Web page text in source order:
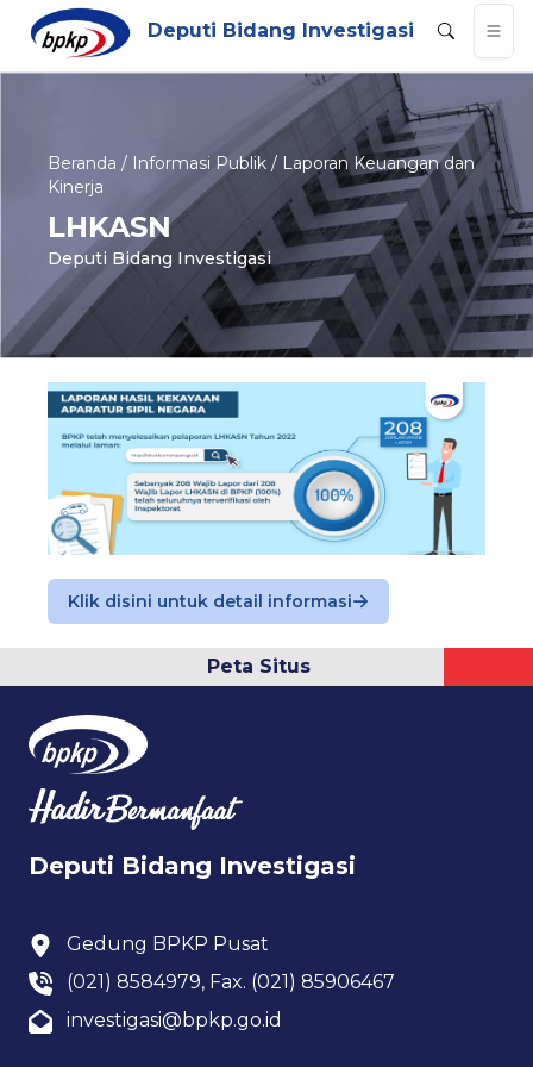
Deputi Bidang Investigasi
Beranda / Informasi Publik / Laporan Keuangan dan
Kinerja
LHKASN
Deputi Bidang Investigasi
Klik disini untuk detail informasi
Peta Situs
Deputi Bidang Investigasi
Gedung BPKP Pusat
(021) 8584979, Fax. (021) 85906467
investigasi@bpkp.go.id